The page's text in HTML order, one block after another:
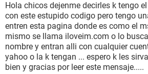
Hola chicos dejenme decirles k tengo
con este estupido codigo pero tengo
entren esta pagina donde es como el
mismo se llama iloveim.com o lo
nombre y entran alli con cualquier
yahoo o la k tengan ... espero k les
bien y gracias por leer este mensaje.....